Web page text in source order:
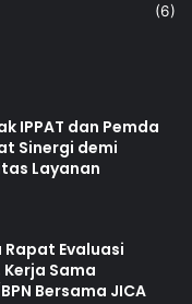
(6)
IPPAT dan Pemda
Sinergi demi
Layanan
Rapat Evaluasi
Kerja Sama
Bersama JICA